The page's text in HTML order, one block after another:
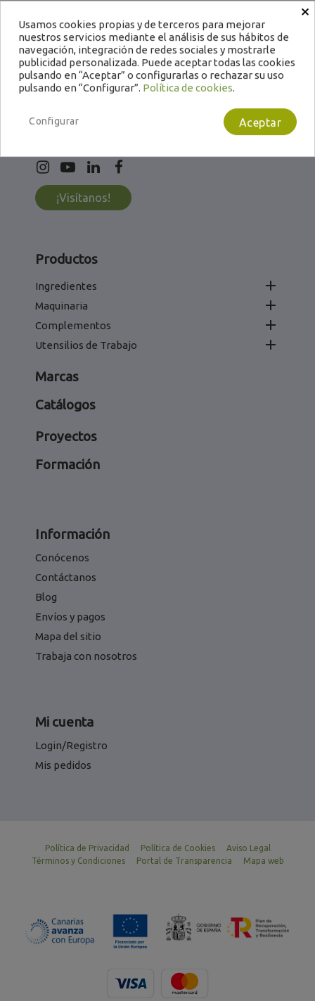
Contacto
922 22 55 83 / 665 151 479
info@calemi.com
C/Laura Grote de la Puerta, 9-11.
¡Visítanos!
Productos
Ingredientes 
Maquinaria 
Complementos 
Utensilios de Trabajo 
Marcas
Catálogos
Proyectos
Formación
Información
Conócenos
Contáctanos
Blog
Envíos y pagos
Mapa del sitio
Trabaja con nosotros
Mi cuenta
Login/Registro
Mis pedidos
Política de Privacidad Política de Cookies
Aviso Legal
Términos y Condiciones
Portal de Transparencia Mapa web
×
Usamos cookies propias y de terceros para mejorar
nuestros servicios mediante el análisis de sus hábitos de
navegación, integración de redes sociales y mostrarle
publicidad personalizada. Puede aceptar todas las cookies
pulsando en “Aceptar” o configurarlas o rechazar su uso
pulsando en “Configurar”. Política de cookies.
Aceptar
Configurar